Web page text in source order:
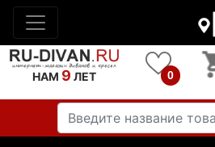
НАМ 9 ЛЕТ 0